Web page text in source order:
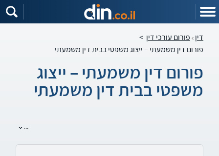
דין פורום עורכי דין >
פורום דין משמעתי – ייצוג משפטי בבית דין משמעתי
פורום דין משמעתי – ייצוג
משפטי בבית דין משמעתי
...